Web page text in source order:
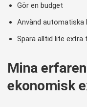
Gör en budget
Använd automatiska
Spara alltid lite
Mina
ekonomisk